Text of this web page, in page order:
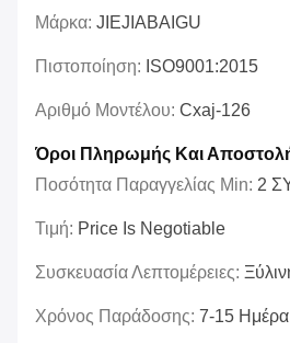
Μάρκα: JIEJIABAIGU
Πιστοποίηση: ISO9001:2015
Αριθμό Μοντέλου: Cxaj-126
Όροι Πληρωμής Και
Ποσότητα Παραγγελίας Min: 2
Τιμή: Price Is Negotiable
Συσκευασία Λεπτομέρειες:
Χρόνος Παράδοσης: 7-15